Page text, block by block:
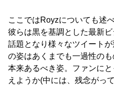
ここではRoyzについても述
彼らは黒を基調とした最新
話題となり様々なツイート
の姿はあくまでも一過性の
本来あるべき姿。ファンに
えようか(中には、残念がっ